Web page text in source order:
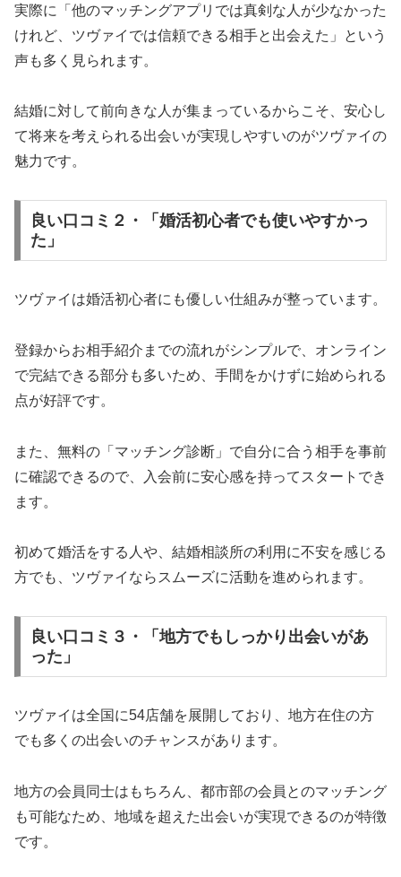
実際に「他のマッチングアプリでは真剣な人が少なかった
けれど、ツヴァイでは信頼できる相手と出会えた」という
声も多く見られます。
結婚に対して前向きな人が集まっているからこそ、安心し
て将来を考えられる出会いが実現しやすいのがツヴァイの
魅力です。
良い口コミ２・「婚活初心者でも使いやすかっ
た」
ツヴァイは婚活初心者にも優しい仕組みが整っています。
登録からお相手紹介までの流れがシンプルで、オンライン
で完結できる部分も多いため、手間をかけずに始められる
点が好評です。
また、無料の「マッチング診断」で自分に合う相手を事前
に確認できるので、入会前に安心感を持ってスタートでき
ます。
初めて婚活をする人や、結婚相談所の利用に不安を感じる
方でも、ツヴァイならスムーズに活動を進められます。
良い口コミ３・「地方でもしっかり出会いがあ
った」
ツヴァイは全国に54店舗を展開しており、地方在住の方
でも多くの出会いのチャンスがあります。
地方の会員同士はもちろん、都市部の会員とのマッチング
も可能なため、地域を超えた出会いが実現できるのが特徴
です。